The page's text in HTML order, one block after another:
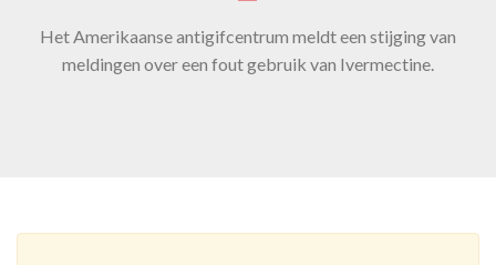
Het Amerikaanse antigifcentrum meldt een stijging van
meldingen over een fout gebruik van Ivermectine.